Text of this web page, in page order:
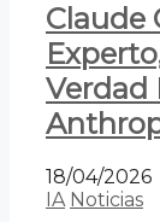
Claude
Verdad
18/04/2026
IA Noticias